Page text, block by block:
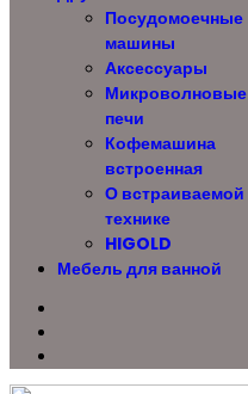
Посудомоечные
машины
Аксессуары
Микроволновые
печи
Кофемашина
встроенная
О встраиваемой
технике
HIGOLD
Мебель для ванной